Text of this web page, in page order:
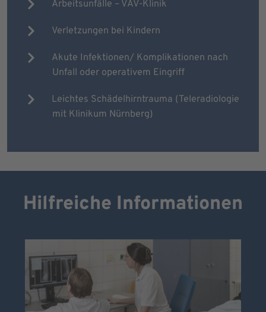
Arbeitsunfälle – VAV-Klinik
Verletzungen bei Kindern
Akute Infektionen/ Komplikationen nach
Unfall oder operativem Eingriff
Leichtes Schädelhirntrauma (Teleradiologie
mit Klinikum Nürnberg)
Hilfreiche Informationen